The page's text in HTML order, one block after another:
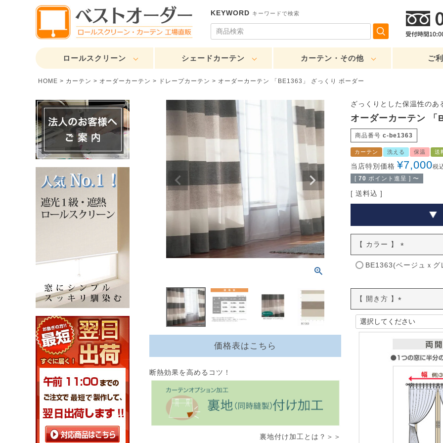
KEYWORD キーワードで検索
ロールスクリーン シェードカーテン カーテン・その他 ご
HOME カーテン オーダーカーテン ドレープカーテン オーダーカーテン 「BE1363」 ざっくり ボーダー
価格表はこちら
断熱効果を高めるコツ！
裏地付け加工とは？＞＞
ざっくりとした保温性の
オーダーカーテン 「
商品番号 c-be1363
カーテン 洗える 保温 送
当店特別価格 ¥7,000税
[ 70 ポイント進呈 ] 〜
送料込
【 カラー 】
(
必
)
BE1363(ベージュｘグ
【 開き方 】
(
必
須